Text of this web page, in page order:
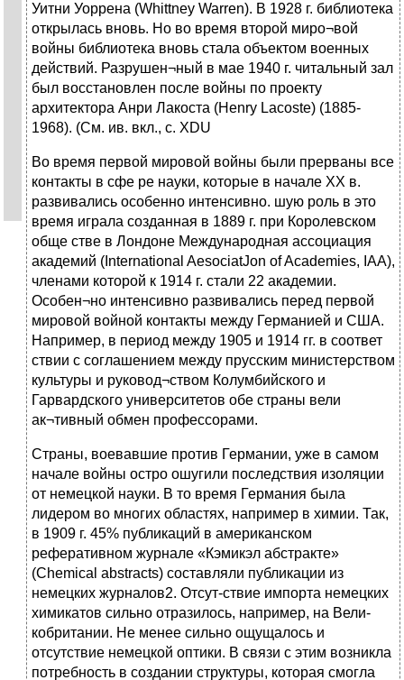
Уитни Уоррена (Whittney Warren). В 1928 г. библиотека
открылась вновь. Но во время второй миро¬вой
войны библиотека вновь стала объектом военных
действий. Разрушен¬ный в мае 1940 г. читальный зал
был восстановлен после войны по проекту
архитектора Анри Лакоста (Henry Lacoste) (1885-
1968). (См. ив. вкл., с. XDU
Во время первой мировой войны были прерваны все
контакты в сфе ре науки, которые в начале XX в.
развивались особенно интенсивно. шую роль в это
время играла созданная в 1889 г. при Королевском
обще стве в Лондоне Международная ассоциация
академий (International AesociatJon of Academies, IAA),
членами которой к 1914 г. стали 22 академии.
Особен¬но интенсивно развивались перед первой
мировой войной контакты между Германией и США.
Например, в период между 1905 и 1914 гг. в соответ
ствии с соглашением между прусским министерством
культуры и руковод¬ством Колумбийского и
Гарвардского университетов обе страны вели
ак¬тивный обмен профессорами.
Страны, воевавшие против Германии, уже в самом
начале войны остро ошугили последствия изоляции
от немецкой науки. В то время Германия была
лидером во многих областях, например в химии. Так,
в 1909 г. 45% публикаций в американском
реферативном журнале «Кэмикэл абстракте»
(Chemical abstracts) составляли публикации из
немецких журналов2. Отсут-ствие импорта немецких
химикатов сильно отразилось, например, на Вели-
кобритании. Не менее сильно ощущалось и
отсутствие немецкой оптики. В связи с этим возникла
потребность в создании структуры, которая смогла